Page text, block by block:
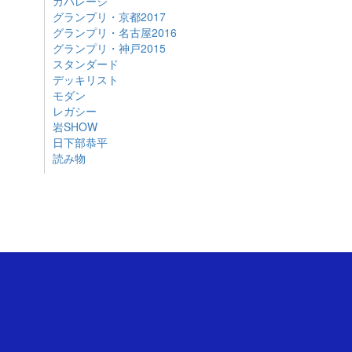
グランプリ・京都2017
グランプリ・名古屋2016
グランプリ・神戸2015
スタンダード
デッキリスト
モダン
レガシー
岩SHOW
日下部恭平
読み物